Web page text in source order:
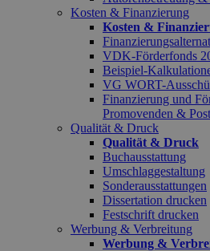
Kosten & Finanzierung
Kosten &
VDK-Förderfonds
Beispiel-
VG WORT-
Finanzierung und
Promovenden &
Qualität & Druck
Qualität & Druck
Buchausstattung
Umschlaggestaltung
Sonderausstattungen
Dissertation drucken
Festschrift drucken
Werbung & Verbreitung
Werbung &